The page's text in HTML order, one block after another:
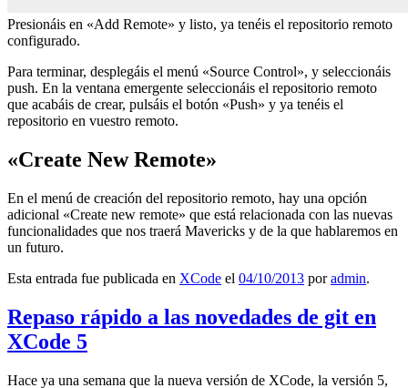
Presionáis en «Add Remote» y listo, ya tenéis el repositorio remoto
configurado.
Para terminar, desplegáis el menú «Source Control», y seleccionáis
push. En la ventana emergente seleccionáis el repositorio remoto
que acabáis de crear, pulsáis el botón «Push» y ya tenéis el
repositorio en vuestro remoto.
«Create New Remote»
En el menú de creación del repositorio remoto, hay una opción
adicional «Create new remote» que está relacionada con las nuevas
funcionalidades que nos traerá Mavericks y de la que hablaremos en
un futuro.
Esta entrada fue publicada en XCode el 04/10/2013 poradmin.
Repaso rápido a las novedades de git en
XCode 5
Hace ya una semana que la nueva versión de XCode, la versión 5,